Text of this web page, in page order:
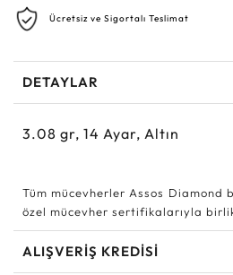
Ücretsiz ve Sigortalı Teslimat
DETAYLAR
3.08 gr, 14 Ayar, Altın
Tüm mücevherler Assos Diamond
özel mücevher sertifikalarıyla
ALIŞVERİŞ KREDİSİ